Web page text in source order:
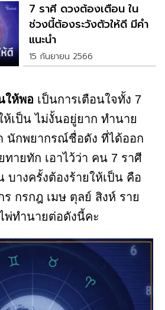
7 ราศี ดวงต้องเตือน ใน
ช่วงนี้ต้องระวังตัวให้ดี มีคำ
แนะนำ
15 กันยายน 2566
ให้พอ เป็นการเตือนใจทั้ง 7
ห้เป็น ไม่งั้นอยู่ยาก ทำนาย
นักพยากรณ์ชื่อดัง ที่ได้ออก
ทายทัก เอาไว้ว่า คน 7 ราศี
างครั้งต้องร้ายให้เป็น คือ
กรกฎ เมษ ตุลย์ สิงห์ ราย
พ่ทำนายต่อดังนี้คะ